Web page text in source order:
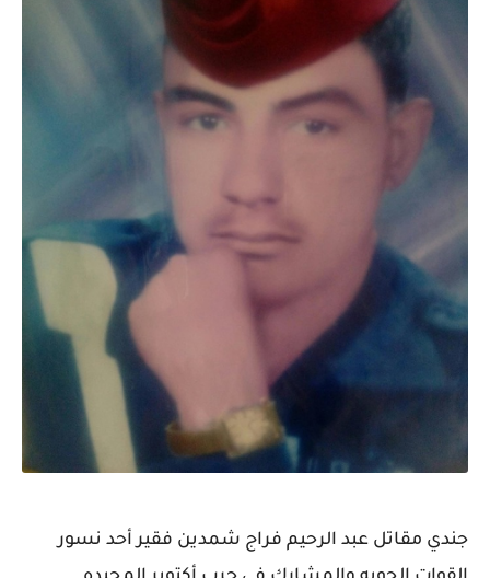
جندي مقاتل عبد الرحيم فراج شمدين فقير أحد نسور